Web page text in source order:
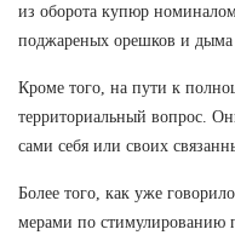
из оборота купюр номиналом
поджареных орешков и дыма
Кроме того, на пути к
территориальный вопрос.
сами себя или своих
Более того, как уже
мерами по стимулированию